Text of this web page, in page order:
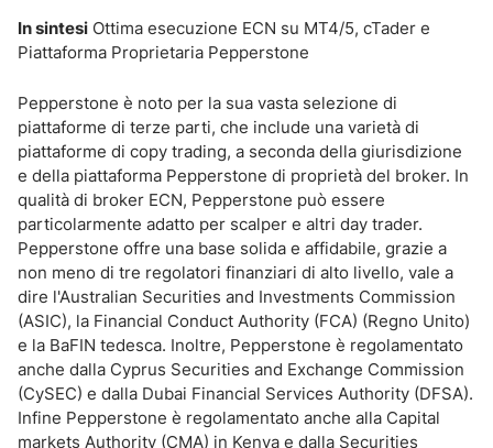
In sintesi Ottima esecuzione ECN su MT4/5, cTader e
Piattaforma Proprietaria Pepperstone
Pepperstone è noto per la sua vasta selezione di
piattaforme di terze parti, che include una varietà di
piattaforme di copy trading, a seconda della giurisdizione
e della piattaforma Pepperstone di proprietà del broker. In
qualità di broker ECN, Pepperstone può essere
particolarmente adatto per scalper e altri day trader.
Pepperstone offre una base solida e affidabile, grazie a
non meno di tre regolatori finanziari di alto livello, vale a
dire l'Australian Securities and Investments Commission
(ASIC), la Financial Conduct Authority (FCA) (Regno Unito)
e la BaFIN tedesca. Inoltre, Pepperstone è regolamentato
anche dalla Cyprus Securities and Exchange Commission
(CySEC) e dalla Dubai Financial Services Authority (DFSA).
Infine Pepperstone è regolamentato anche alla Capital
markets Authority (CMA) in Kenya e dalla Securities